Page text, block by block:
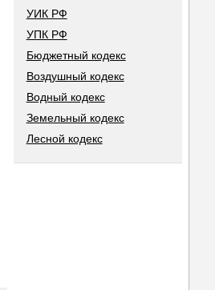
УИК РФ
УПК РФ
Бюджетный кодекс
Воздушный кодекс
Водный кодекс
Земельный кодекс
Лесной кодекс